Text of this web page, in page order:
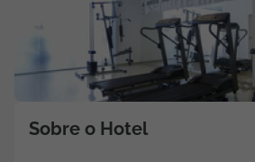
Contactos
Apoio ao cliente em Portugal
218 925 471
Sobre o Hotel